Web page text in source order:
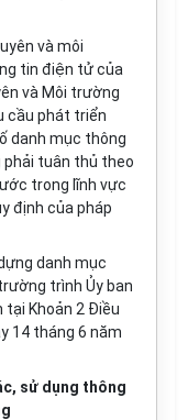
và môi
tin điện tử của
và Môi trường
cầu phát triển
danh mục thông
phải tuân thủ theo
trong lĩnh vực
định của pháp
danh mục
trình Ủy ban
tại Khoản 2 Điều
14 tháng 6 năm
sử dụng thông